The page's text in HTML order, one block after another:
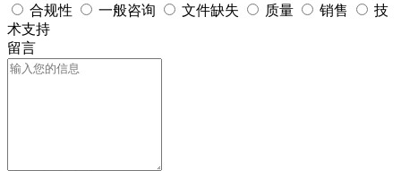
合规性
一般咨询 文件缺失 质量 销售
技
术支持
留言